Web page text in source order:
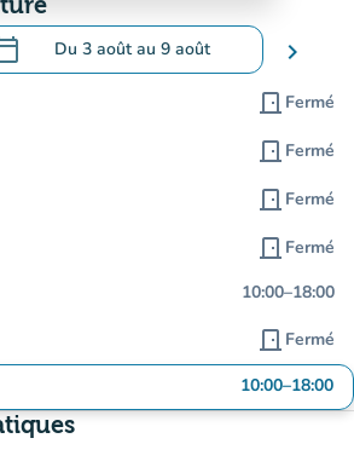
Du 3 aoûtau 9 août
Ouvrir le calendrier pour changer de
chevron_right
door_front Fermé
door_front Fermé
door_front Fermé
door_front Fermé
10:00–18:00
door_front Fermé
10:00–18:00